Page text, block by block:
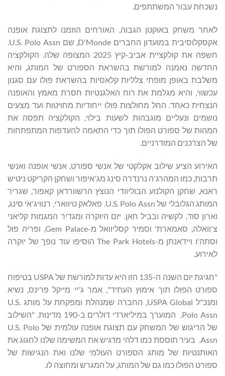
נשכחת עבור המשתתפים.
לאחר משחק באוקטן הגבוה, האורחים הוזמנו לתצוגת אופנה
אקסקלוסיבית במועדון החברים D'Monde, שם U.S. Polo Assn.
חשפה את קולקציית אביב-קיץ 2025 המצופה שלה. הקולקציה
החדשה נאמנה למורשת בהשראת הספורט של המותג, והיא
משלבת באופן מופתי צלליות קלאסיות בהשראת פולו עם סגנון
עכשווי, והיא מגלמת את רוח האלגנטיות חסרת מאמץ והאופנה
הנצחית כאחד. החל מחולצות פולו ייחודיות מחויטות ועד מצעים
נושמים ונעליים מוגבהות לשעות בילוי, הקולקציה תפסה את
המהות של ספורט הפולו תוך כדי התאמה להעדפות המתפתחות
של הצרכנים המודרניים.
האירוע הציע שילוב אקלקטי של אנשי ספורט, אנשי אופנה ואנשי
תרבות, כמו המהרג'ה נרנדרה סינג מג'איפור ושחקן הקריקט ניטיש
ראנא, שחקן הקולנוע הבוליוודי הנוצץ הרשוורדאן קאפור, שגריר
המותג הגלובלי של U.S. Polo Assn. פאלאק טיווארי, רנוויג'אי סינג,
וארון סוד, לקשיה ובביל חאן. יזם היוקרה ומגדיר המגמות קליאני
צ'וואלה, סאמארת' וסמיר קסליוואל מ-Gem Palace, ופריה פול
וסתה'ו ויידאנתן מ-The Park Hotels הוסיפו עוד נופך של יוקרה
לאירוע.
"חגיגת יום השנה ה-135 הזו היא עדות למורשת של USPA בטיפוח
ספורט הפולו תוך אימוץ העתיד", אמר ג'יי מייקל פרינס, נשיא
ומנכ"ל USPA Global, החברה שמנהלת ומפקחת על מותג U.S.
Polo Assn. המוערך במיליארדי דולרים ב-190 מדינות. "השילוב
של הריגוש של המשחק עם תצוגת אופנה עולמית של U.S. Polo
Assn. בעיר תוססת כמו דלהי מדגיש את המשימה שלנו לחגוג את
האותנטיות של מותג הספורט העולמי שלנו ואת הנגישות של
ספורט הפולו כמו גם של המותג, על המגרש ומחוצה לו.